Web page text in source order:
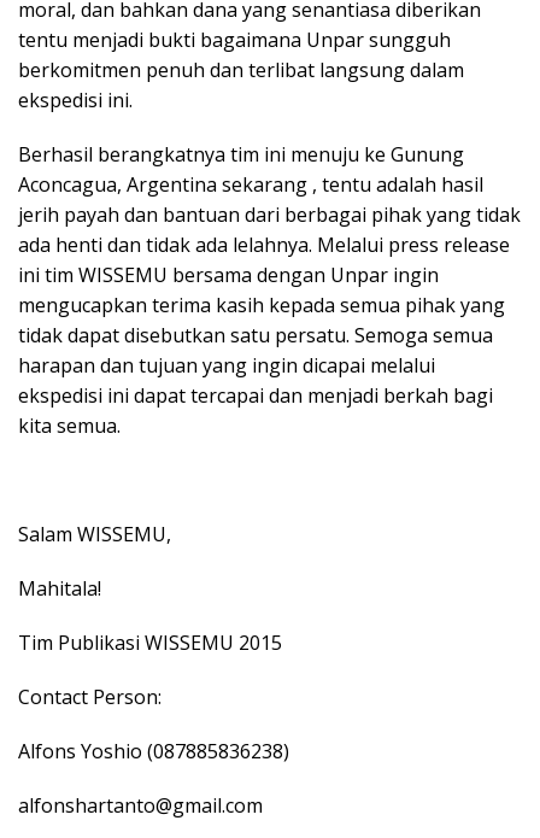
moral, dan bahkan dana yang senantiasa diberikan
tentu menjadi bukti bagaimana Unpar sungguh
berkomitmen penuh dan terlibat langsung dalam
ekspedisi ini.
Berhasil berangkatnya tim ini menuju ke Gunung
Aconcagua, Argentina sekarang , tentu adalah hasil
jerih payah dan bantuan dari berbagai pihak yang tidak
ada henti dan tidak ada lelahnya. Melalui press release
ini tim WISSEMU bersama dengan Unpar ingin
mengucapkan terima kasih kepada semua pihak yang
tidak dapat disebutkan satu persatu. Semoga semua
harapan dan tujuan yang ingin dicapai melalui
ekspedisi ini dapat tercapai dan menjadi berkah bagi
kita semua.
Salam WISSEMU,
Mahitala!
Tim Publikasi WISSEMU 2015
Contact Person:
Alfons Yoshio (087885836238)
alfonshartanto@gmail.com